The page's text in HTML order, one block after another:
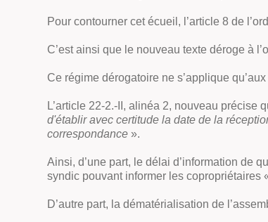
Pour contourner cet écueil, l’article 8 de
C’est ainsi que le nouveau texte déroge à
Ce régime dérogatoire ne s’applique
L’article 22-2.-II, alinéa 2, nouveau
d'établir avec certitude la date de la
correspondance ».
Ainsi, d’une part, le délai d’information de
syndic pouvant informer les copropriétaires
D’autre part, la dématérialisation de